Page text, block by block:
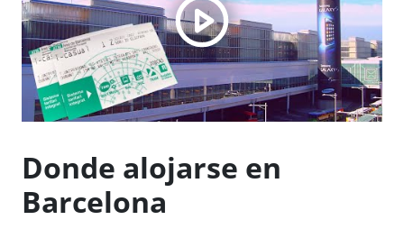
Donde alojarse en
Barcelona